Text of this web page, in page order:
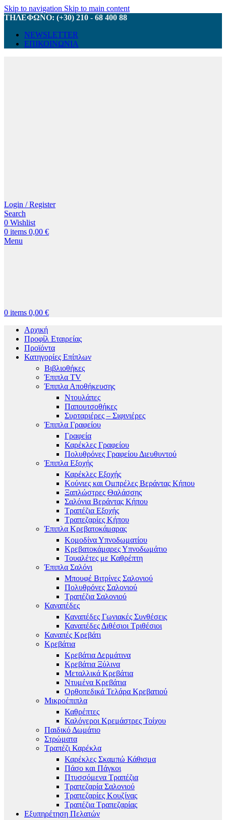
Skip to navigation Skip to main content
ΤΗΛΕΦΩΝΟ: (+30) 210 - 68 400 88
NEWSLETTER
ΕΠΙΚΟΙΝΩΝΙΑ
Login / Register
Search
0 Wishlist
0 items 0,00 €
Menu
0 items 0,00 €
Αρχική
Προφίλ Εταιρείας
Προϊόντα
Κατηγορίες Επίπλων
Βιβλιοθήκες
Έπιπλα TV
Έπιπλα Αποθήκευσης
Ντουλάπες
Παπουτσοθήκες
Συρταριέρες – Σιφινιέρες
Έπιπλα Γραφείου
Γραφεία
Καρέκλες Γραφείου
Πολυθρόνες Γραφείου Διευθυντού
Έπιπλα Εξοχής
Καρέκλες Εξοχής
Κούνιες και Ομπρέλες Βεράντας Κήπου
Ξαπλώστρες Θαλάσσης
Σαλόνια Βεράντας Κήπου
Τραπέζια Εξοχής
Τραπεζαρίες Κήπου
Έπιπλα Κρεβατοκάμαρας
Κομοδίνα Υπνοδωματίου
Κρεβατοκάμαρες Υπνοδωμάτιο
Τουαλέτες με Καθρέπτη
Έπιπλα Σαλόνι
Μπουφέ Βιτρίνες Σαλονιού
Πολυθρόνες Σαλονιού
Τραπέζια Σαλονιού
Καναπέδες
Καναπέδες Γωνιακές Συνθέσεις
Καναπέδες Διθέσιοι Τριθέσιοι
Καναπές Κρεβάτι
Κρεβάτια
Κρεβάτια Δερμάτινα
Κρεβάτια Ξύλινα
Μεταλλικά Κρεβάτια
Ντυμένα Κρεβάτια
Ορθοπεδικά Τελάρα Κρεβατιού
Μικροέπιπλα
Καθρέπτες
Καλόγεροι Κρεμάστρες Τοίχου
Παιδικό Δωμάτιο
Στρώματα
Τραπέζι Καρέκλα
Καρέκλες Σκαμπώ Κάθισμα
Πάσο και Πάγκοι
Πτυσσόμενα Τραπέζια
Τραπεζαρία Σαλονιού
Τραπεζαρίες Κουζίνας
Τραπέζια Τραπεζαρίας
Εξυπηρέτηση Πελατών